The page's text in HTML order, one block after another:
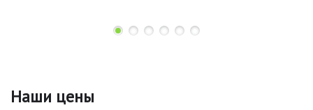
Наши цены